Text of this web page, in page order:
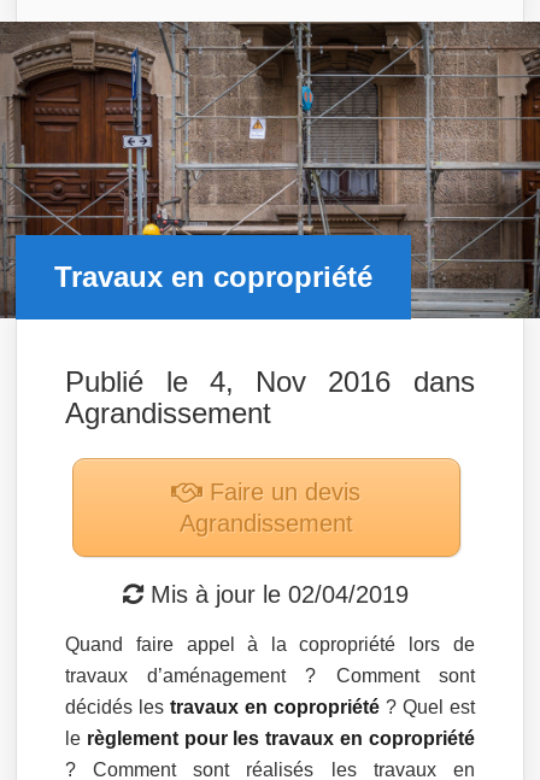
Travaux en copropriété
Publié le 4, Nov 2016 dans
Agrandissement
Faire un devis
Agrandissement
Mis à jour le02/04/2019
Quand faire appel à la copropriété lors de
travaux d’aménagement ? Comment sont
décidés lestravaux en copropriété? Quel est
le règlement pour les travaux en copropriété
? Comment sont réalisés les travaux en